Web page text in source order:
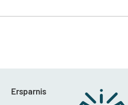
Ersparnis